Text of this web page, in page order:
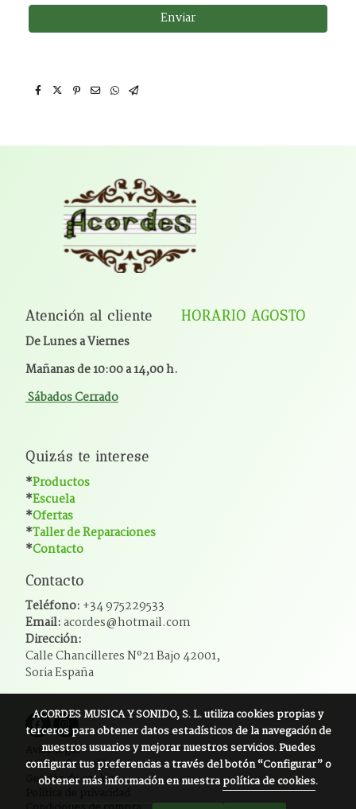
Enviar
Atención al cliente HORARIO AGOSTO
De Lunes a Viernes
Mañanas de 10:00 a 14,00 h.
Sábados Cerrado
Quizás te interese
*Productos
*Escuela
*Ofertas
*Taller de Reparaciones
*Contacto
Contacto
Teléfono: +34 975229533
Email:acordes@hotmail.com
Dirección:
Calle Chancilleres Nº21 Bajo 42001,
Soria España
Aviso legal
Política de cookies
Gestión de cookies
ACORDES MUSICA Y SONIDO, S. L.utiliza cookies propias y
terceros para obtener datos estadísticos de la navegación de
nuestros usuarios y mejorar nuestros servicios. Puedes
configurar tus preferencias a través del botón “Configurar” o
obtener más información en nuestrapolítica de cookies.